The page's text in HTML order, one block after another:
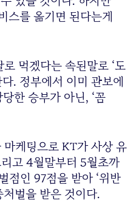
스를 옮기면 된다는게
먹겠다는 속된말로 ‘도
. 정부에서 이미 관보에
한 승부가 아닌, ‘꼼
마케팅으로 KT가 사상 유
고 4월말부터 5월초까
점인 97점을 받아 ‘위반
벌을 받은 것이다.